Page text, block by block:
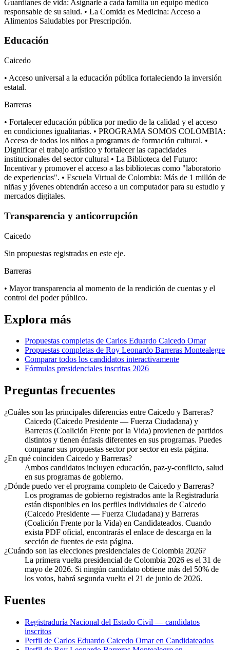
Guardianes de vida: Asignarle a cada familia un equipo médico
responsable de su salud. • La Comida es Medicina: Acceso a
Alimentos Saludables por Prescripción.
Educación
Caicedo
• Acceso universal a la educación pública fortaleciendo la inversión
estatal.
Barreras
• Fortalecer educación pública por medio de la calidad y el acceso
en condiciones igualitarias. • PROGRAMA SOMOS COLOMBIA:
Acceso de todos los niños a programas de formación cultural. •
Dignificar el trabajo artístico y fortalecer las capacidades
institucionales del sector cultural • La Biblioteca del Futuro:
Incentivar y promover el acceso a las bibliotecas como "laboratorio
de experiencias". • Escuela Virtual de Colombia: Más de 1 millón de
niñas y jóvenes obtendrán acceso a un computador para su estudio y
mercados digitales.
Transparencia y anticorrupción
Caicedo
Sin propuestas registradas en este eje.
Barreras
• Mayor transparencia al momento de la rendición de cuentas y el
control del poder público.
Explora más
Propuestas completas de Carlos Eduardo Caicedo Omar
Propuestas completas de Roy Leonardo Barreras Montealegre
Comparar todos los candidatos interactivamente
Fórmulas presidenciales inscritas 2026
Preguntas frecuentes
¿Cuáles son las principales diferencias entre Caicedo y Barreras?
Caicedo (Caicedo Presidente — Fuerza Ciudadana) y
Barreras (Coalición Frente por la Vida) provienen de partidos
distintos y tienen énfasis diferentes en sus programas. Puedes
comparar sus propuestas sector por sector en esta página.
¿En qué coinciden Caicedo y Barreras?
Ambos candidatos incluyen educación, paz-y-conflicto, salud
en sus programas de gobierno.
¿Dónde puedo ver el programa completo de Caicedo y Barreras?
Los programas de gobierno registrados ante la Registraduría
están disponibles en los perfiles individuales de Caicedo
(Caicedo Presidente — Fuerza Ciudadana) y Barreras
(Coalición Frente por la Vida) en Candidateados. Cuando
exista PDF oficial, encontrarás el enlace de descarga en la
sección de fuentes de esta página.
¿Cuándo son las elecciones presidenciales de Colombia 2026?
La primera vuelta presidencial de Colombia 2026 es el 31 de
mayo de 2026. Si ningún candidato obtiene más del 50% de
los votos, habrá segunda vuelta el 21 de junio de 2026.
Fuentes
Registraduría Nacional del Estado Civil — candidatos
inscritos
Perfil de Carlos Eduardo Caicedo Omaren Candidateados